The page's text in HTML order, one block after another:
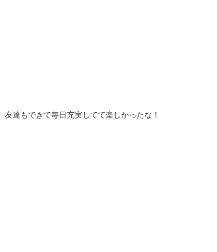
友達もできて毎日充実してて楽しかったな！